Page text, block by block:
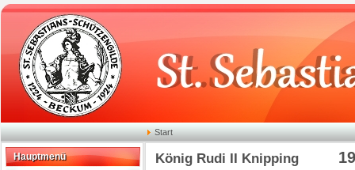
Start
Hauptmenü König Rudi II Knipping